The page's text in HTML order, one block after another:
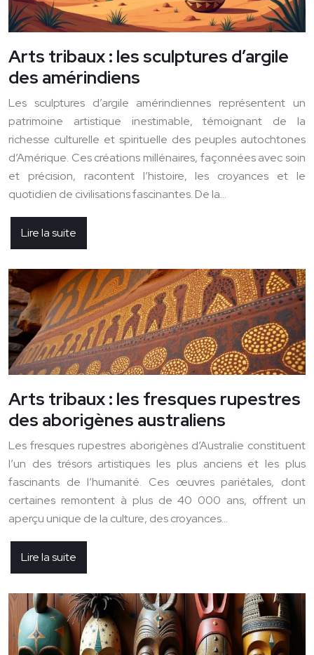
Arts tribaux : les sculptures d’argile
des amérindiens
Les sculptures d’argile amérindiennes représentent un
patrimoine artistique inestimable, témoignant de la
richesse culturelle et spirituelle des peuples autochtones
d’Amérique. Ces créations millénaires, façonnées avec soin
et précision, racontent l’histoire, les croyances et le
quotidien de civilisations fascinantes. De la…
Lire la suite
Arts tribaux : les fresques rupestres
des aborigènes australiens
Les fresques rupestres aborigènes d’Australie constituent
l’un des trésors artistiques les plus anciens et les plus
fascinants de l’humanité. Ces œuvres pariétales, dont
certaines remontent à plus de 40 000 ans, offrent un
aperçu unique de la culture, des croyances…
Lire la suite